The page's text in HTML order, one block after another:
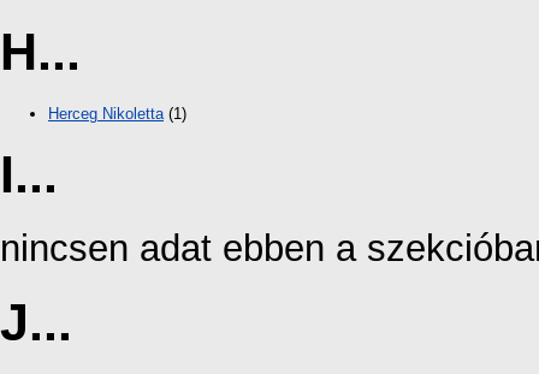
H...
Herceg Nikoletta (1)
I...
nincsen adat ebben a
J...